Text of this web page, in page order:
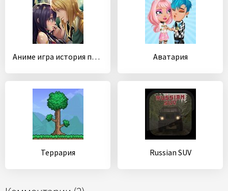
Аниме игра история про любовь Аватария
Террария Russian SUV